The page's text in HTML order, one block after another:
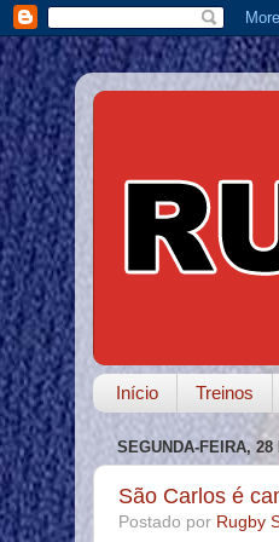
Início Treinos
SEGUNDA-FEIRA,
São Carlos é
Postado por Rugby